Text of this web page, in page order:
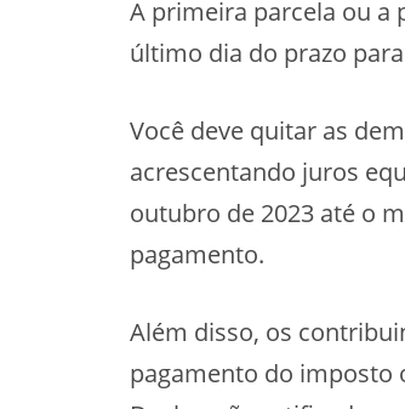
A primeira parcela ou a
último dia do prazo
Você deve quitar as
acrescentando juros
outubro de 2023 até o
pagamento.
Além disso, os
pagamento do imposto